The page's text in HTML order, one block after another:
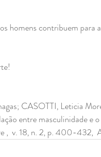
homens contribuem para
CASOTTI, Leticia
entre masculinidade e
,  v. 18, n. 2, p. 400-432,